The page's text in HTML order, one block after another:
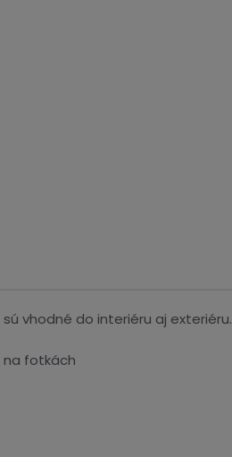
vhodné do interiéru aj exteriéru.
na fotkách